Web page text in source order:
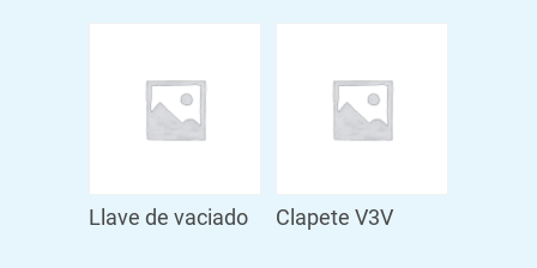
Llave de vaciado Clapete V3V